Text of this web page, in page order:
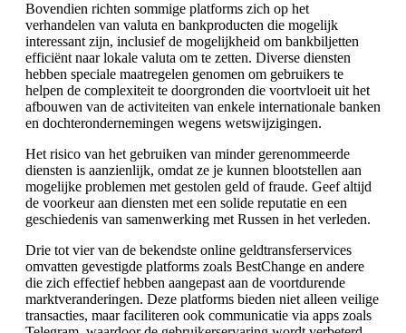
Bovendien richten sommige platforms zich op het
verhandelen van valuta en bankproducten die mogelijk
interessant zijn, inclusief de mogelijkheid om bankbiljetten
efficiënt naar lokale valuta om te zetten. Diverse diensten
hebben speciale maatregelen genomen om gebruikers te
helpen de complexiteit te doorgronden die voortvloeit uit het
afbouwen van de activiteiten van enkele internationale banken
en dochterondernemingen wegens wetswijzigingen.
Het risico van het gebruiken van minder gerenommeerde
diensten is aanzienlijk, omdat ze je kunnen blootstellen aan
mogelijke problemen met gestolen geld of fraude. Geef altijd
de voorkeur aan diensten met een solide reputatie en een
geschiedenis van samenwerking met Russen in het verleden.
Drie tot vier van de bekendste online geldtransferservices
omvatten gevestigde platforms zoals BestChange en andere
die zich effectief hebben aangepast aan de voortdurende
marktveranderingen. Deze platforms bieden niet alleen veilige
transacties, maar faciliteren ook communicatie via apps zoals